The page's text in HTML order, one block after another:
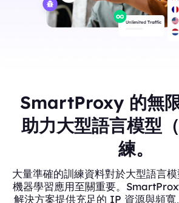
SmartProxy 的無
助力大型語言模型
練。
大量準確的訓練資料對於大型語言
機器學習應用至關重要。
解決方案提供充足的 IP 資源與頻寬